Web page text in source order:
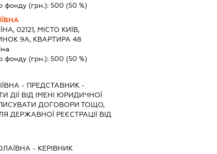
фонду (грн.): 500 (50 %)
02121, МІСТО КИЇВ,
9А, КВАРТИРА 48
фонду (грн.): 500 (50 %)
- ПРЕДСТАВНИК -
ДІЇ ВІД ІМЕНІ ЮРИДИЧНОЇ
ДОГОВОРИ ТОЩО,
ДЕРЖАВНОЇ РЕЄСТРАЦІЇ ВІД
- КЕРІВНИК